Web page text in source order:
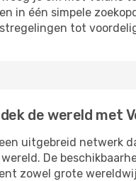
in één simpele
tot
de wereld met
uitgebreid netwerk
wereld. De
zowel grote